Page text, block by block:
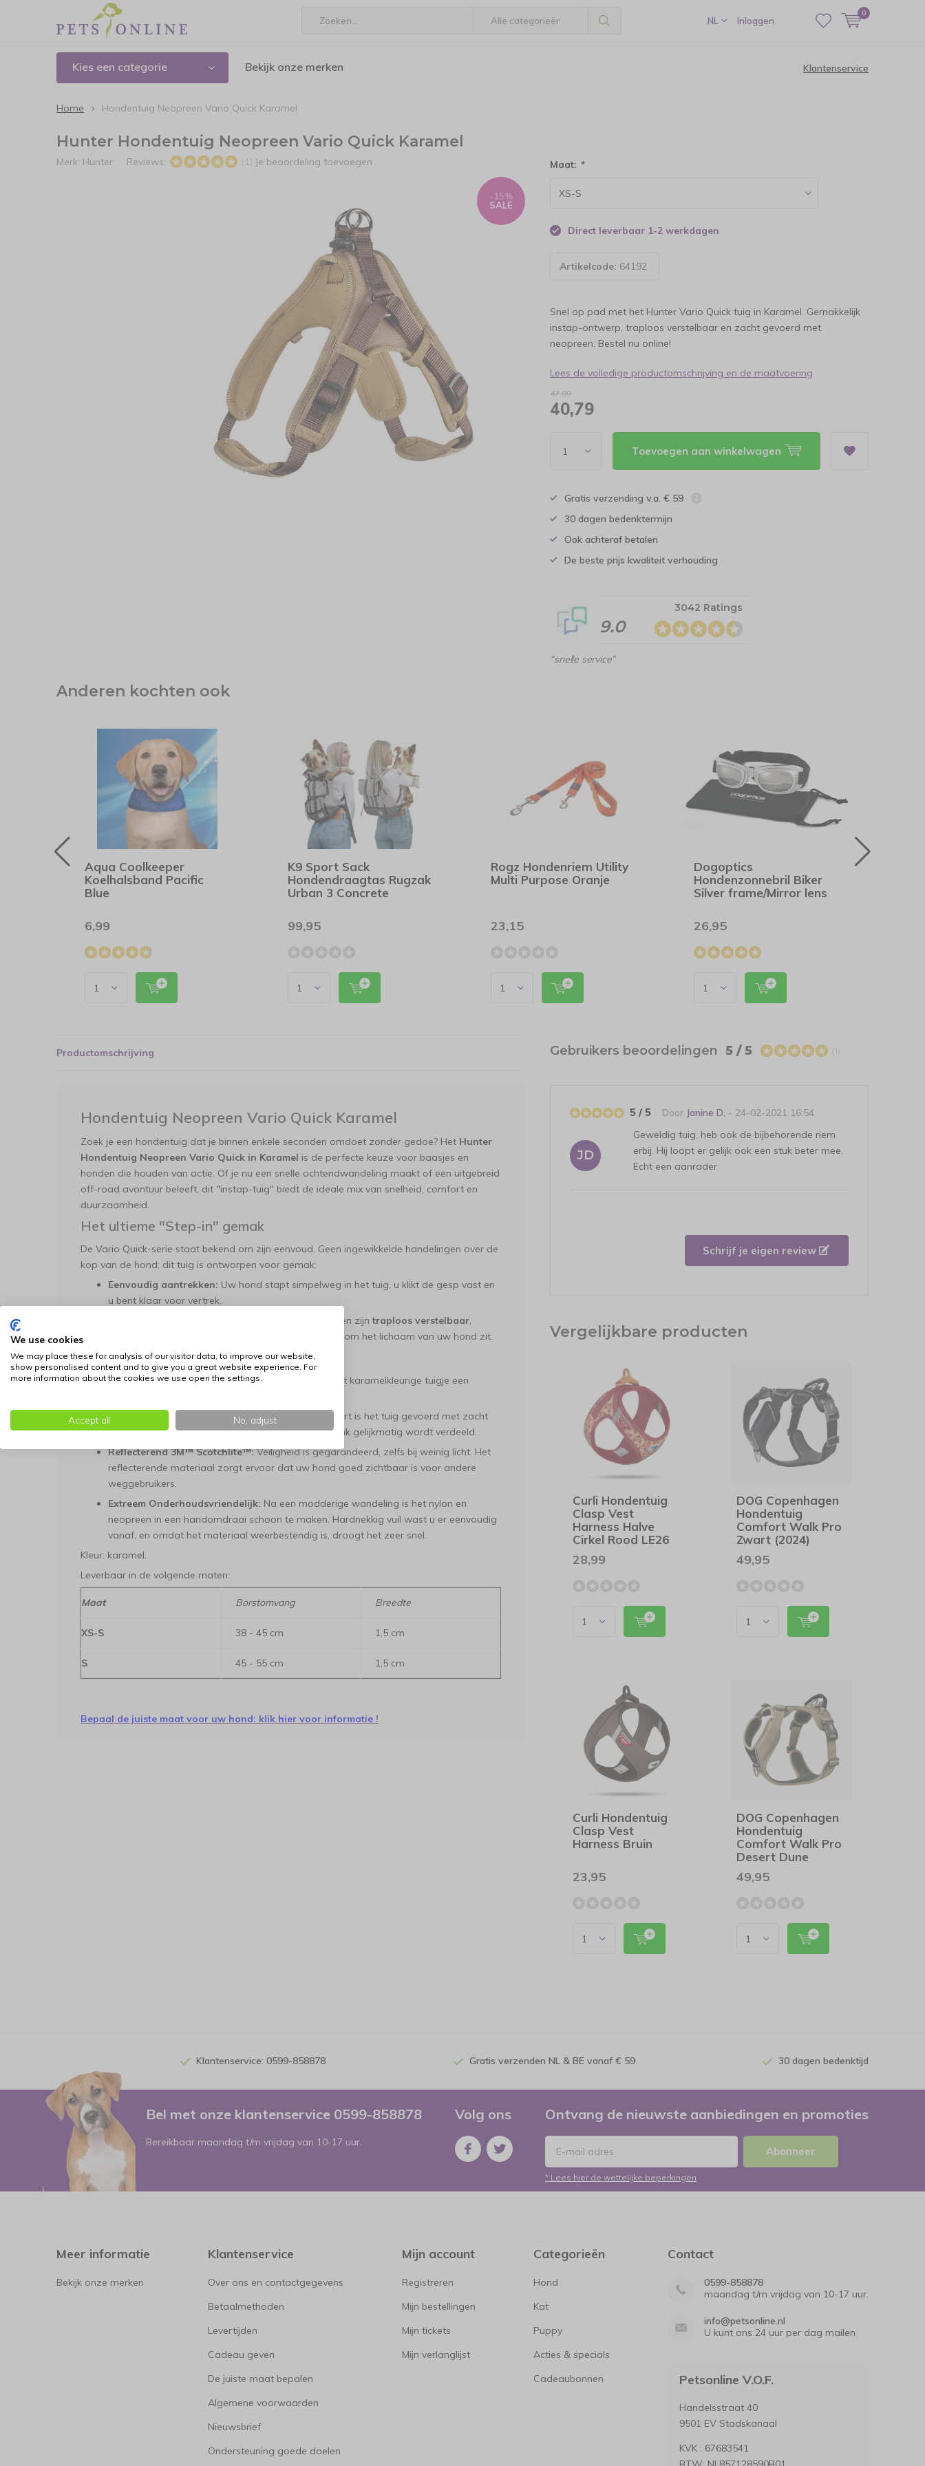
NL Inloggen
0
Kies een categorie Bekijk onze merken Klantenservice
Home Hondentuig Neopreen Vario Quick Karamel
Hunter Hondentuig Neopreen Vario Quick Karamel
Merk: Hunter Reviews: (1) Je beoordeling toevoegen
-15%
SALE
Maat: *
Direct leverbaar 1-2 werkdagen
Artikelcode: 64192
Snel op pad met het Hunter Vario Quick tuig in Karamel. Gemakkelijk
instap-ontwerp, traploos verstelbaar en zacht gevoerd met
neopreen. Bestel nu online!
Lees de volledige productomschrijving en de maatvoering
47,99
40,79
Toevoegen aan winkelwagen
Gratis verzending v.a. € 59
30 dagen bedenktermijn
Ook achteraf betalen
De beste prijs kwaliteit verhouding
9.0
3042 Ratings
“snelle service”
Anderen kochten ook
Aqua Coolkeeper
Koelhalsband Pacific
Blue
6,99
K9 Sport Sack
Hondendraagtas Rugzak
Urban 3 Concrete
99,95
Rogz Hondenriem Utility
Multi Purpose Oranje
23,15
Dogoptics
Hondenzonnebril Biker
Silver frame/Mirror lens
26,95
Productomschrijving
Hondentuig Neopreen Vario Quick Karamel
Zoek je een hondentuig dat je binnen enkele seconden omdoet zonder gedoe? Het Hunter
Hondentuig Neopreen Vario Quick in Karamel is de perfecte keuze voor baasjes en
honden die houden van actie. Of je nu een snelle ochtendwandeling maakt of een uitgebreid
off-road avontuur beleeft, dit "instap-tuig" biedt de ideale mix van snelheid, comfort en
duurzaamheid.
Het ultieme "Step-in" gemak
De Vario Quick-serie staat bekend om zijn eenvoud. Geen ingewikkelde handelingen over de
kop van de hond; dit tuig is ontworpen voor gemak:
Eenvoudig aantrekken: Uw hond stapt simpelweg in het tuig, u klikt de gesp vast en
u bent klaar voor vertrek.
Zowel de borst- als de buikriemen zijntraploos verstelbaar,
zodat het tuigje altijd nauwsluitend en comfortabel om het lichaam van uw hond zit.
Comfortabel en Weerbestendig
Dankzij de combinatie van hoogwaardige materialen is dit karamelkleurige tuigje een
Zachte Neopreen Voering:
Voor extra draagcomfort is het tuig gevoerd met zacht
neopreen. Dit voorkomt schuren en zorgt dat de druk gelijkmatig wordt verdeeld.
Reflecterend 3M™ Scotchlite™:Veiligheid is gegarandeerd, zelfs bij weinig licht. Het
reflecterende materiaal zorgt ervoor dat uw hond goed zichtbaar is voor andere
weggebruikers.
Extreem Onderhoudsvriendelijk: Na een modderige wandeling is het nylon en
neopreen in een handomdraai schoon te maken. Hardnekkig vuil wast u er eenvoudig
vanaf, en omdat het materiaal weerbestendig is, droogt het zeer snel.
Kleur: karamel.
Leverbaar in de volgende maten:
Maat Borstomvang Breedte
XS-S 38 - 45 cm 1,5 cm
S 45 - 55 cm 1,5 cm
Bepaal de juiste maat voor uw hond: klik hier voor informatie !
Gebruikers beoordelingen 5 / 5 (1)
JD
Door Janine D. - 24-02-2021 16:54
5 / 5
Geweldig tuig, heb ook de bijbehorende riem
erbij. Hij loopt er gelijk ook een stuk beter mee.
Echt een aanrader
Schrijf je eigen review
Vergelijkbare producten
Curli Hondentuig
Clasp Vest
Harness Halve
Cirkel Rood LE26
28,99
DOG Copenhagen
Hondentuig
Comfort Walk Pro
Zwart (2024)
49,95
Curli Hondentuig
Clasp Vest
Harness Bruin
23,95
DOG Copenhagen
Hondentuig
Comfort Walk Pro
Desert Dune
49,95
Klantenservice: 0599-858878 Gratis verzenden NL & BE vanaf € 59 30 dagen bedenktijd
Bel met onze klantenservice 0599-858878
Bereikbaar maandag t/m vrijdag van 10-17 uur.
Volg ons Ontvang de nieuwste aanbiedingen en promoties
Abonneer
* Lees hier de wettelijke beperkingen
Meer informatie
Bekijk onze merken
Klantenservice
Over ons en contactgegevens
Betaalmethoden
Levertijden
Cadeau geven
De juiste maat bepalen
Algemene voorwaarden
Nieuwsbrief
Ondersteuning goede doelen
Mijn account
Registreren
Mijn bestellingen
Mijn tickets
Mijn verlanglijst
Categorieën
Hond
Kat
Puppy
Acties & specials
Cadeaubonnen
Contact
0599-858878
maandag t/m vrijdag van 10-17 uur.
info@petsonline.nl
U kunt ons 24 uur per dag mailen
Petsonline V.O.F.
Handelsstraat 40
9501 EV Stadskanaal
KVK : 67683541
We use cookies
We may place these for analysis of our visitor data, to improve our website,
show personalised content and to give you a great website experience. For
more information about the cookies we use open the settings.
Accept all No, adjust